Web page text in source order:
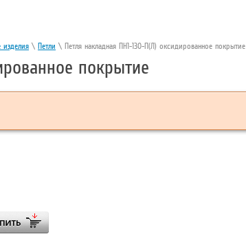
\ Петли \ Петля накладная ПН1-130-П(Л) оксидированное покрытие
покрытие